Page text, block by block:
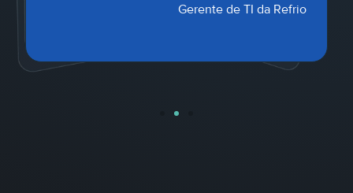
Gerente de TI da Refrio